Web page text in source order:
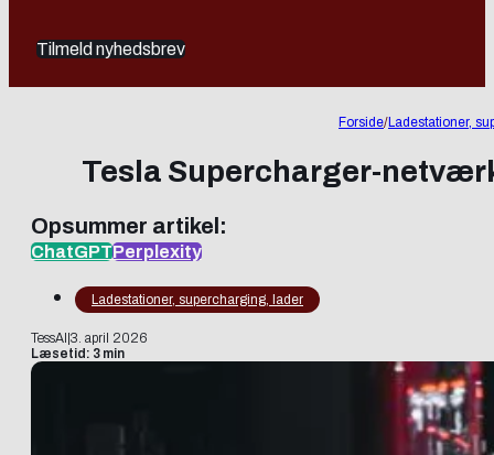
Tilmeld nyhedsbrev
Forside/Ladestationer,
Tesla Supercharger-
Opsummer artikel:
ChatGPTPerplexity
Ladestationer, supercharging, lader
TessAI 3. april 2026
Læsetid: 3 min